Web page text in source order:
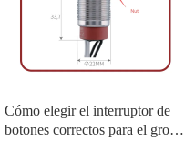
Cómo elegir el interruptor de
botones correctos para el grosor